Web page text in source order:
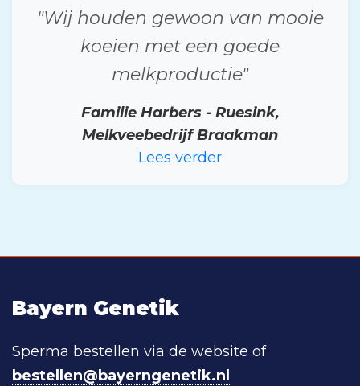
"Wij houden gewoon van mooie
koeien met een goede
melkproductie"
Familie Harbers - Ruesink,
Melkveebedrijf Braakman
Lees verder
Bayern Genetik
Sperma bestellen via de website of
bestellen@bayerngenetik.nl